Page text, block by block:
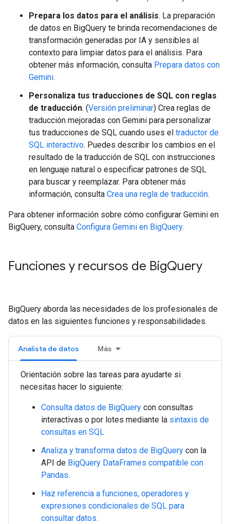
Prepara los datos para el análisis. La preparación
de datos en BigQuery te brinda recomendaciones de
transformación generadas por IA y sensibles al
contexto para limpiar datos para el análisis. Para
obtener más información, consulta Prepara datos con
Gemini.
Personaliza tus traducciones de SQL con reglas
de traducción. (Versión preliminar) Crea reglas de
traducción mejoradas con Gemini para personalizar
tus traducciones de SQL cuando uses el traductor de
SQL interactivo. Puedes describir los cambios en el
resultado de la traducción de SQL con instrucciones
en lenguaje natural o especificar patrones de SQL
para buscar y reemplazar. Para obtener más
información, consulta Crea una regla de traducción.
Para obtener información sobre cómo configurar Gemini en
BigQuery, consulta Configura Gemini en BigQuery.
Funciones y recursos de BigQuery
BigQuery aborda las necesidades de los profesionales de
datos en las siguientes funciones y responsabilidades.
Analista de datos Más
Orientación sobre las tareas para ayudarte si
necesitas hacer lo siguiente:
Consulta datos de BigQuery con consultas
interactivas o por lotes mediante la sintaxis de
consultas en SQL
Analiza y transforma datos de BigQuery con la
API de BigQuery DataFrames compatible con
Pandas.
Haz referencia a funciones, operadores y
expresiones condicionales de SQL para
consultar datos.